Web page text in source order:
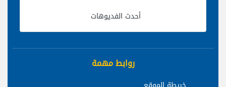
أحدث الفديوهات
روابط مهمة